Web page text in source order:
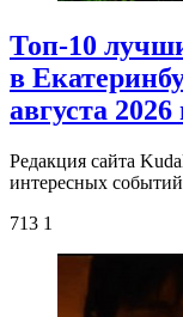
Топ-10
в
августа 2026
Редакция сайта
интересных
713 1